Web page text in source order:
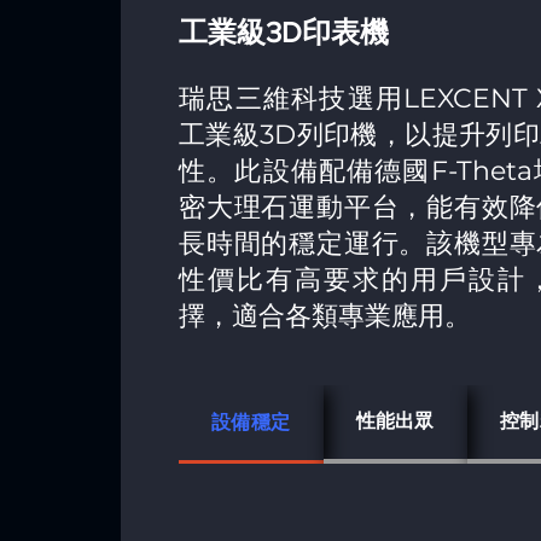
工業級3D印表機
瑞思三維科技選用LEXCENT
工業級3D列印機，以提升列
性。此設備配備德國F-
密大理石運動平台，能有效
長時間的穩定運行。該機型
性價比有高要求的用戶設計
擇，適合各類專業應用。
設備穩定 性能出眾 控